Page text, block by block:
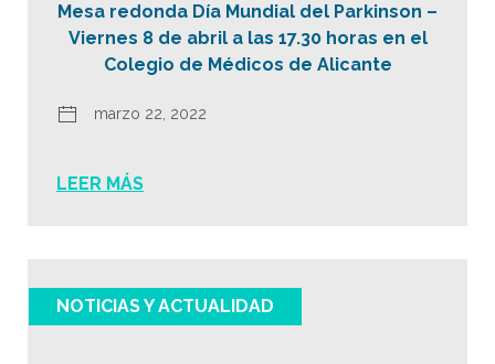
Mesa redonda Día Mundial del Parkinson –
Viernes 8 de abril a las 17.30 horas en el
Colegio de Médicos de Alicante
marzo 22, 2022
LEER MÁS
NOTICIAS Y ACTUALIDAD